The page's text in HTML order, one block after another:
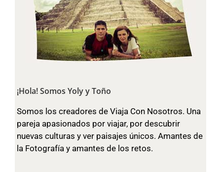
¡Hola! Somos Yoly y Toño
Somos los creadores de Viaja Con Nosotros. Una
pareja apasionados por viajar, por descubrir
nuevas culturas y ver paisajes únicos. Amantes de
la Fotografía y amantes de los retos.